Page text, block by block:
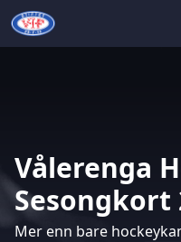
Vålerenga
Sesongkort
Mer enn bare